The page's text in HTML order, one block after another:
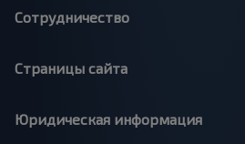
Сотрудничество
Страницы сайта
Юридическая информация